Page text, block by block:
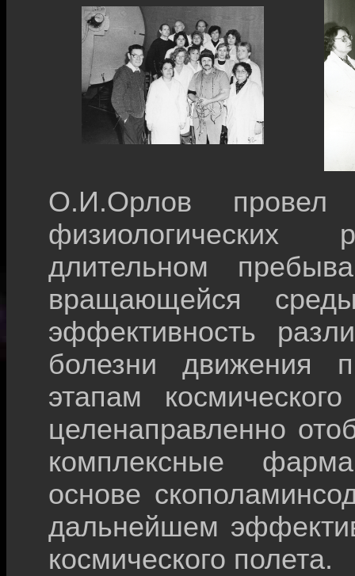
О.И.Орлов провел
длительном
вращающейся
эффективность
болезни движения
этапам
целенаправленно
комплексные
основе
дальнейшем
космического полета.